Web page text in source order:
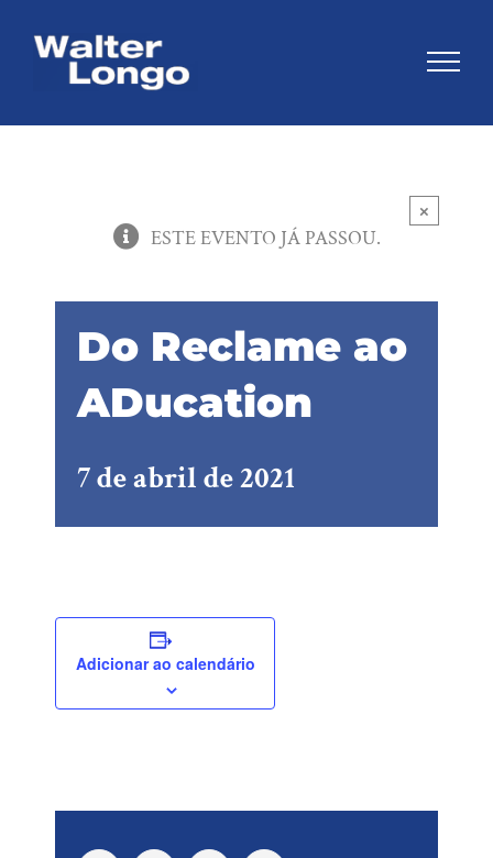
×
ESTE EVENTO JÁ PASSOU.
Do Reclame ao
ADucation
7 de abril de 2021
Adicionar ao calendário